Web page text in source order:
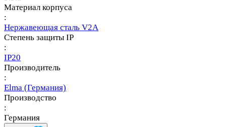
Материал корпуса
:
Нержавеющая сталь V2A
Степень защиты IP
:
IP20
Производитель
:
Elma (Германия)
Производство
:
Германия